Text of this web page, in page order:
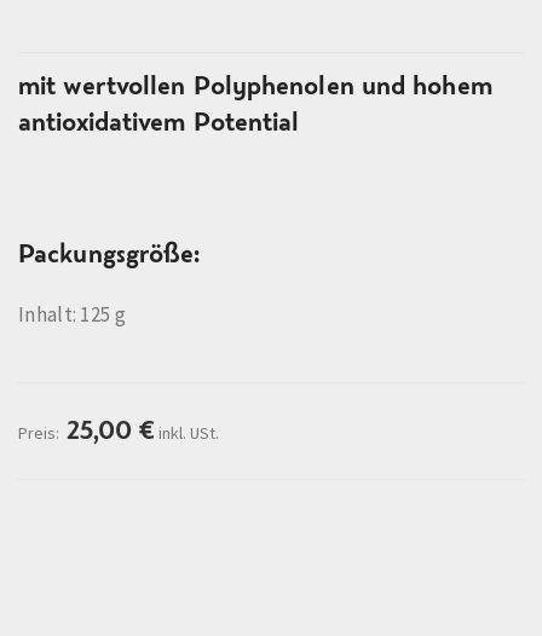
mit wertvollen Polyphenolen und hohem
antioxidativem Potential
Packungsgröße:
Inhalt: 125 g
Preis: 25,00 € inkl. USt.